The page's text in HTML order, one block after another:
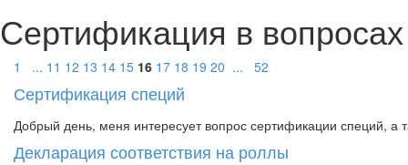
Сертификация в вопросах
1 ... 11 12 13 14 15 16 17 18 19 20 ... 52
Сертификация специй
Добрый день, меня интересует вопрос сертификации специй, а
Декларация соответствия на роллы